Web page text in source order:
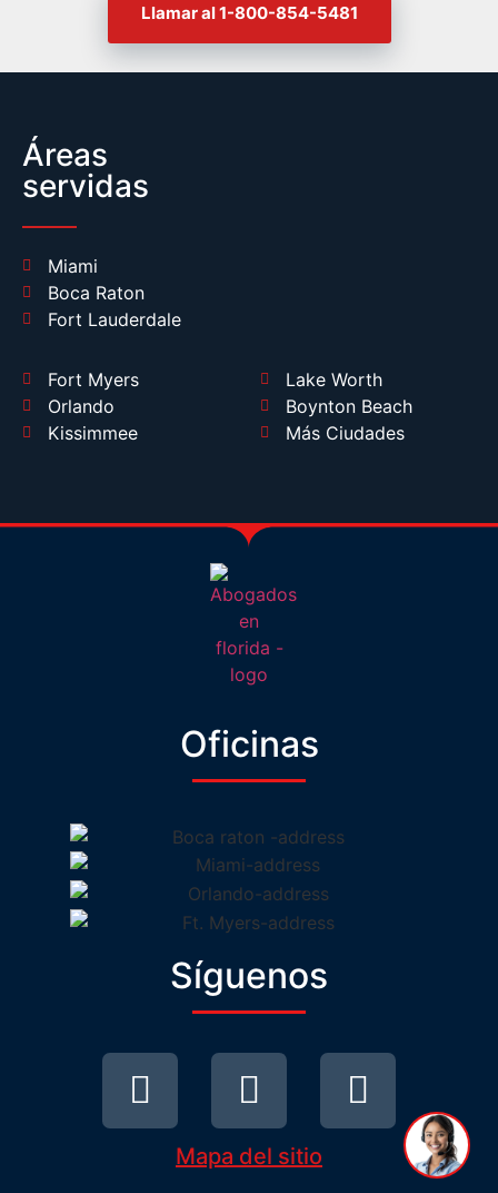
Llamar al 1-800-854-5481
Áreas
servidas
Miami
Boca Raton
Fort Lauderdale
Fort Myers
Orlando
Kissimmee
Lake Worth
Boynton Beach
Más Ciudades
Oficinas
Síguenos
Mapa del sitio
Hola! 👋
1